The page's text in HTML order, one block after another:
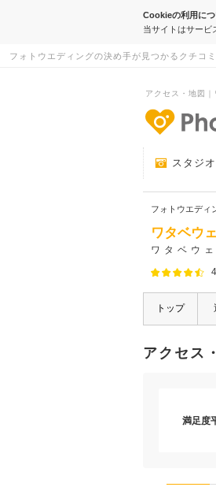
Cookieの利用につ
当サイトはサービ
フォトウエディングの決め手が見つかるクチコミ
アクセス・地図
スタジ
フォトウエディ
ワタベウ
ワタベウ
トップ
アクセス
満足度